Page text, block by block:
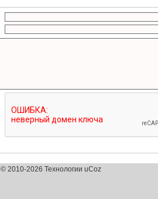
© 2010-2026 Технологии uCoz